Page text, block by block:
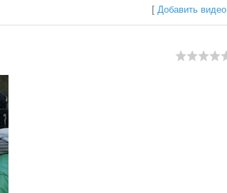
[Добавить видео